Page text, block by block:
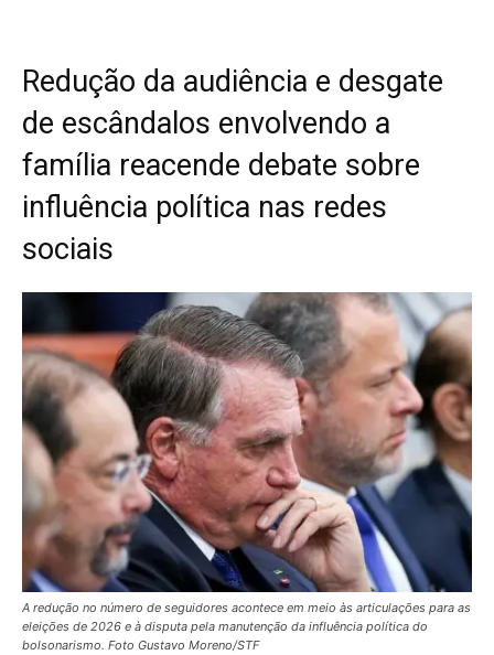
Redução da audiência e desgate
de escândalos envolvendo a
família reacende debate sobre
influência política nas redes
sociais
A redução no número de seguidores acontece em meio às articulações para as
eleições de 2026 e à disputa pela manutenção da influência política do
bolsonarismo. Foto Gustavo Moreno/STF